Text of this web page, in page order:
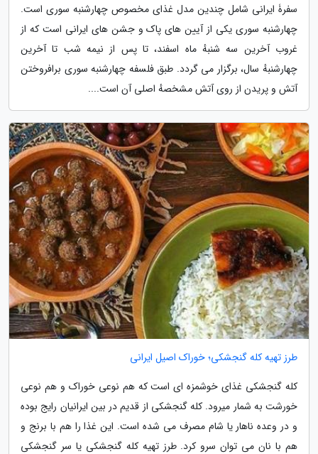
سفرۀ ایرانی شامل چندین مدل غذای مخصوص چهارشنبه سوری است.
چهارشنبه سوری یکی از آیین های پاک و جشن های ایرانی است که از
غروب آخرین سه شنبهٔ ماه اسفند، تا پس از نیمه شب تا آخرین
چهارشنبهٔ سال، برگزار می گردد. طبق فلسفه چهارشنبه سوری برافروختن
آتش و پریدن از روی آتش مشخصهٔ اصلی آن است....
طرز تهیه کله گنجشکی؛ خوراک اصیل ایرانی
کله گنجشکی غذای خوشمزه ای است که هم نوعی خوراک و هم نوعی
خورشت به شمار میرود. کله گنجشکی از قدیم در بین ایرانیان رایج بوده
و در وعده ناهار یا شام مصرف می شده است. این غذا را هم با برنج و
هم با نان می توان سرو کرد. طرز تهیه کله گنجشکی یا سر گنجشکی